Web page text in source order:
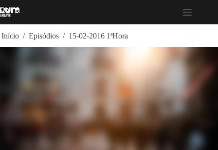
para
Início / Episódios / 15-02-2016 1ªHora